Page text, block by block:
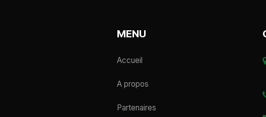
MENU
Accueil
A propos
Partenaires